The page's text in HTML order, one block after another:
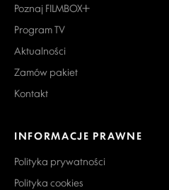
Poznaj FILMBOX+
Program TV
Aktualności
Zamów pakiet
Kontakt
INFORMACJE PRAWNE
Polityka prywatności
Polityka cookies